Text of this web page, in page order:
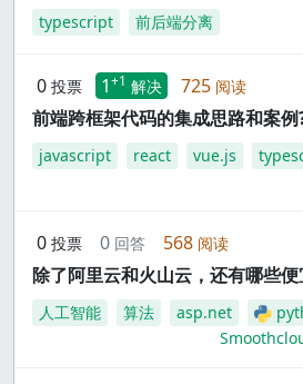
typescript 前后端分离
0 投票 1+1 解决 725 阅读
前端跨框架代码的集成思路和案例
javascript react vue.js
0 投票 0 回答 568 阅读
除了阿里云和火山云，还有哪些
人工智能 算法 asp.net